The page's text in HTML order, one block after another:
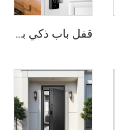
قفل باب ذكي بصمة الإصبع والأوردة بدون مفتاح وكلمة مرور رقمية وواي فاي Tenon A5 Pro